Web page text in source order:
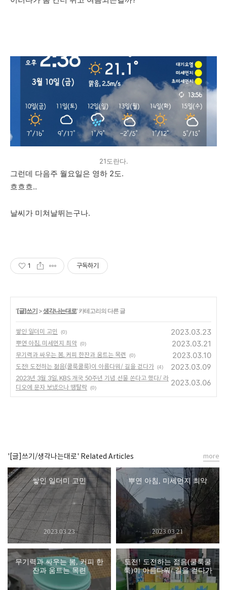
21도란다.
그런데 다음주 월요일은 영하 2도.
흐흐흐..
날씨가 미쳐날뛰는구나.
1 구독하기
'[글]쓰기 >생각나는대로' 카테고리의 다른 글
쌓인 일더미 고민 (0) 2023.03.23
뿌연 아침, 미세먼지 최악 (0) 2023.03.21
무기력과 싸우는 봄, 커피 한잔과 움트는 목련 (0) 2023.03.10
도전! 도전하는 젊음(쿨룩쿨룩)이 아름다워/ 길을 걷다가 (4) 2023.03.09
2023년 3월 3일, KBS 개국 50주년 기념 선물 쏜다고 했다/ 라
디오에 문자 보냈으나 땡탈락 (0)
2023.03.06
'[글]쓰기/생각나는대로' Related Articles
쌓인 일더미 고민
2023.03.23
뿌연 아침, 미세먼지 최악
2023.03.21
무기력과 싸우는 봄, 커피 한
잔과 움트는 목련
도전! 도전하는 젊음(쿨룩쿨
룩)이 아름다워/ 길을 걷다가
more